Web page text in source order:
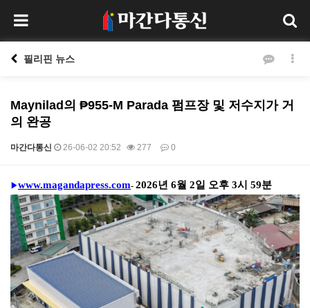
필리핀 뉴스
Maynilad의 ₱955-M Parada 펌프장 및 저수지가 거
의 완공
마간다통신 26-06-02 20:52 277 0
본문
▶www.magandapress.com- 2026년 6월 2일 오후 3시 59분